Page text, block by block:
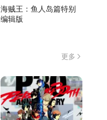
海贼王：鱼人岛篇特别
编辑版
更多